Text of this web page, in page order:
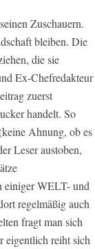
Zuschauern.
bleiben. Die
die sie
Ex-Chefredakteur
zuerst
handelt. So
Ahnung, ob es
Leser austoben,
einiger WELT- und
regelmäßig auch
fragt man sich
eigentlich reiht sich